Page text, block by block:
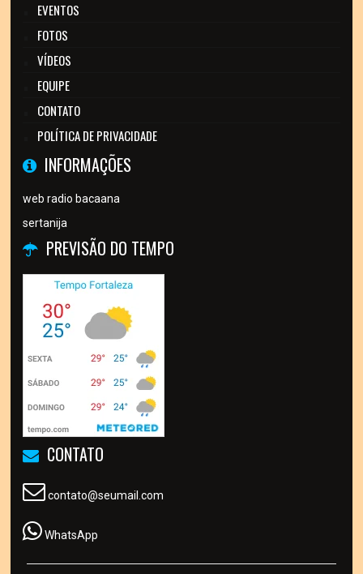
EVENTOS
FOTOS
VÍDEOS
EQUIPE
CONTATO
POLÍTICA DE PRIVACIDADE
INFORMAÇÕES
web radio bacaana
sertanija
PREVISÃO DO TEMPO
CONTATO
contato@seumail.com
WhatsApp